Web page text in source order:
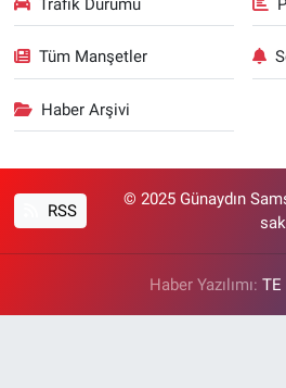
Tüm Manşetler
Haber Arşivi
RSS
© 2025 Günaydın
Haber Yazılımı: